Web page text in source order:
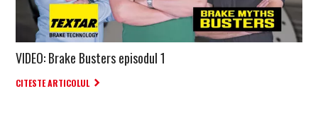
VIDEO: Brake Busters episodul 1
CITESTE ARTICOLUL